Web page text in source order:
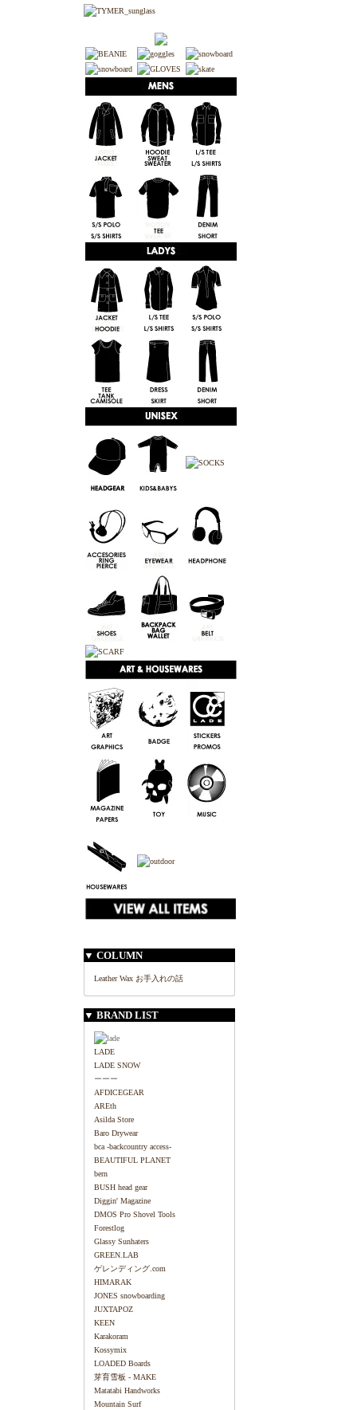
▼ COLUMN
Leather Wax お手入れの話
▼ BRAND LIST
LADE
LADE SNOW
ーーー
AFDICEGEAR
AREth
Asilda Store
Baro Drywear
bca -backcountry access-
BEAUTIFUL PLANET
bern
BUSH head gear
Diggin' Magazine
DMOS Pro Shovel Tools
Forestlog
Glassy Sunhaters
GREEN.LAB
ゲレンディング.com
HIMARAK
JONES snowboarding
JUXTAPOZ
KEEN
Karakoram
Kossymix
LOADED Boards
芽育雪板 - MAKE
Matatabi Handworks
Mountain Surf